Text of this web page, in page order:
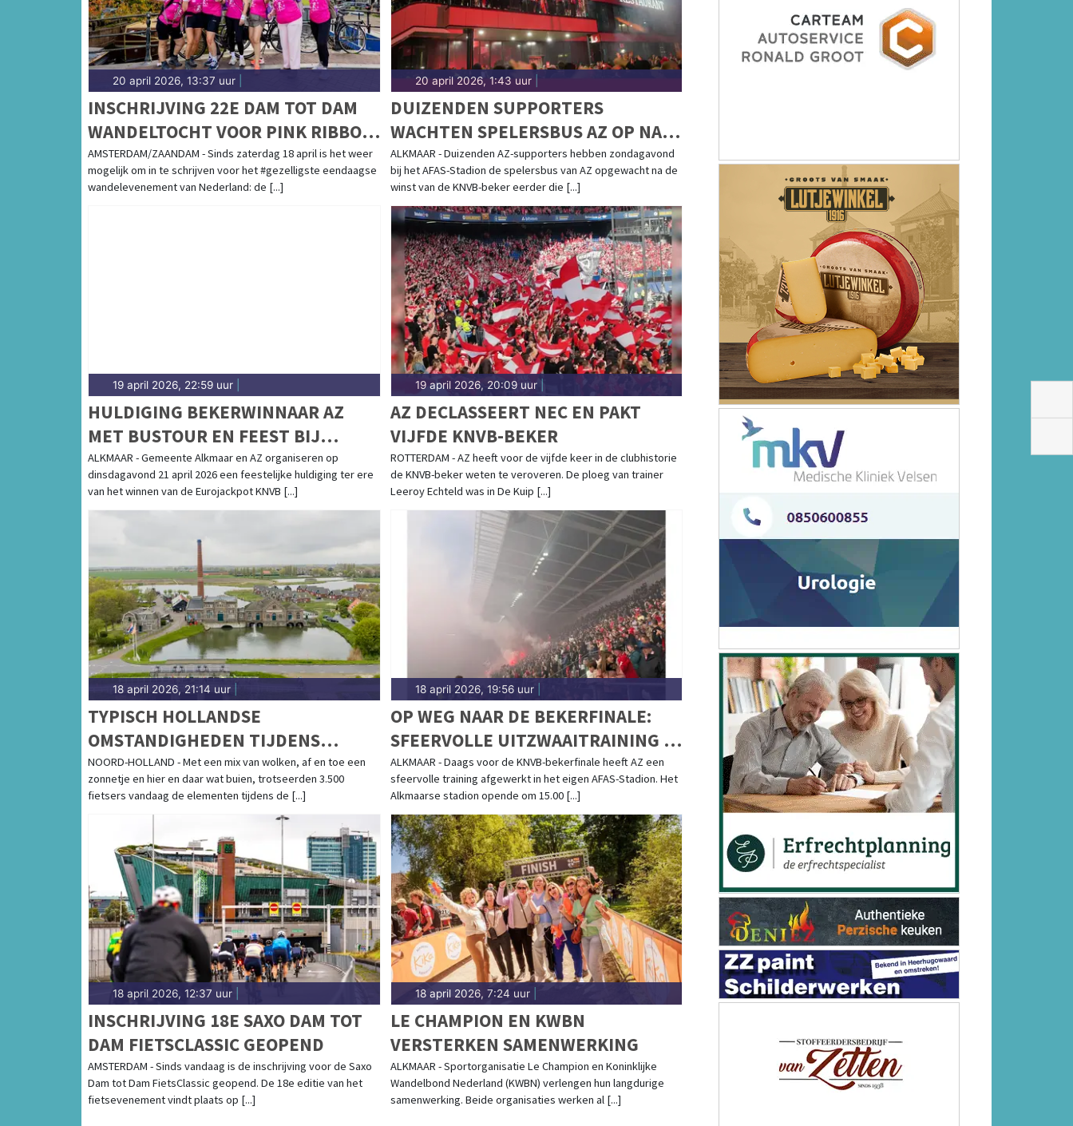
20 april 2026, 13:37 uur
INSCHRIJVING 22E DAM TOT DAM
WANDELTOCHT VOOR PINK RIBBON
OPEN
AMSTERDAM/ZAANDAM - Sinds zaterdag 18 april is het weer
mogelijk om in te schrijven voor het #gezelligste eendaagse
wandelevenement van Nederland: de [...]
20 april 2026, 1:43 uur|
DUIZENDEN SUPPORTERS
WACHTEN SPELERSBUS AZ OP NA
BEKERWINST
ALKMAAR - Duizenden AZ-supporters hebben zondagavond
bij het AFAS-Stadion de spelersbus van AZ opgewacht na de
winst van de KNVB-beker eerder die [...]
19 april 2026, 22:59 uur
HULDIGING BEKERWINNAAR AZ
MET BUSTOUR EN FEEST BIJ
STADION
ALKMAAR - Gemeente Alkmaar en AZ organiseren op
dinsdagavond 21 april 2026 een feestelijke huldiging ter ere
van het winnen van de Eurojackpot KNVB [...]
19 april 2026, 20:09 uur|
AZ DECLASSEERT NEC EN PAKT
VIJFDE KNVB-BEKER
ROTTERDAM - AZ heeft voor de vijfde keer in de clubhistorie
de KNVB-beker weten te veroveren. De ploeg van trainer
Leeroy Echteld was in De Kuip [...]
18 april 2026, 21:14 uur
TYPISCH HOLLANDSE
OMSTANDIGHEDEN TIJDENS
LENTEKLASSIEKER RONDE VAN
NOORD-HOLLAND
NOORD-HOLLAND - Met een mix van wolken, af en toe een
zonnetje en hier en daar wat buien, trotseerden 3.500
fietsers vandaag de elementen tijdens de [...]
18 april 2026, 19:56 uur|
OP WEG NAAR DE BEKERFINALE:
SFEERVOLLE UITZWAAITRAINING IN
AFAS-STADION
ALKMAAR - Daags voor de KNVB-bekerfinale heeft AZ een
sfeervolle training afgewerkt in het eigen AFAS-Stadion. Het
Alkmaarse stadion opende om 15.00 [...]
18 april 2026, 12:37 uur
INSCHRIJVING 18E SAXO DAM TOT
DAM FIETSCLASSIC GEOPEND
AMSTERDAM - Sinds vandaag is de inschrijving voor de Saxo
Dam tot Dam FietsClassic geopend. De 18e editie van het
fietsevenement vindt plaats op [...]
18 april 2026, 7:24 uur|
LE CHAMPION EN KWBN
VERSTERKEN SAMENWERKING
ALKMAAR - Sportorganisatie Le Champion en Koninklijke
Wandelbond Nederland (KWBN) verlengen hun langdurige
samenwerking. Beide organisaties werken al [...]